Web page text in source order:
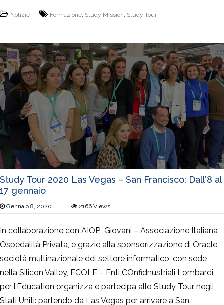
Notizie Formazione, Study Mission, Study Tour
Study Tour 2020 Las Vegas – San Francisco: Dall’8 al
17 gennaio
Gennaio 8, 2020 2166 Views
In collaborazione con AIOP Giovani – Associazione Italiana
Ospedalità Privata, e grazie alla sponsorizzazione di Oracle,
società multinazionale del settore informatico, con sede
nella Silicon Valley, ECOLE – Enti COnfidnustriali Lombardi
per l’Education organizza e partecipa allo Study Tour negli
Stati Uniti: partendo da Las Vegas per arrivare a San